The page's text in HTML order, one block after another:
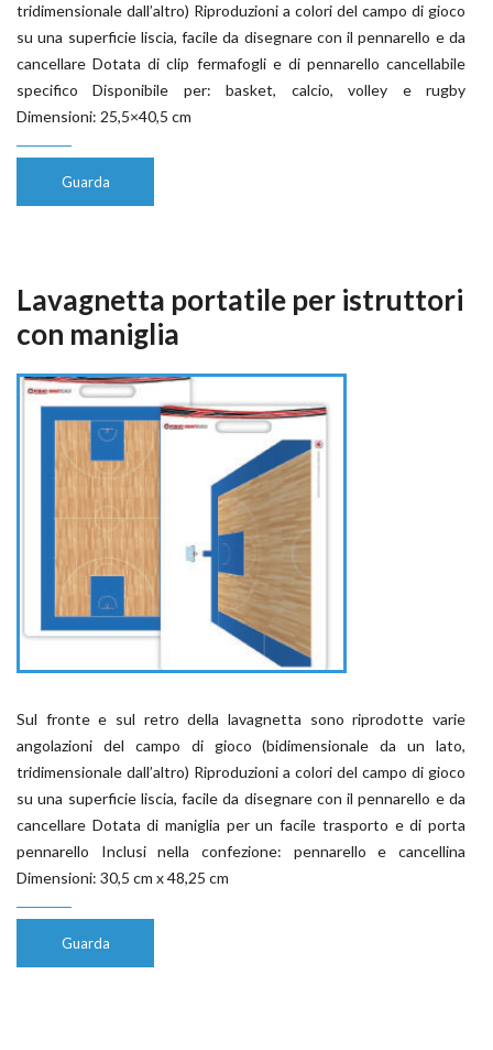
tridimensionale dall’altro) Riproduzioni a colori del campo di gioco
su una superficie liscia, facile da disegnare con il pennarello e da
cancellare Dotata di clip fermafogli e di pennarello cancellabile
specifico Disponibile per: basket, calcio, volley e rugby
Dimensioni: 25,5×40,5 cm
Guarda
Lavagnetta portatile per istruttori
con maniglia
Sul fronte e sul retro della lavagnetta sono riprodotte varie
angolazioni del campo di gioco (bidimensionale da un lato,
tridimensionale dall’altro) Riproduzioni a colori del campo di gioco
su una superficie liscia, facile da disegnare con il pennarello e da
cancellare Dotata di maniglia per un facile trasporto e di porta
pennarello Inclusi nella confezione: pennarello e cancellina
Dimensioni: 30,5 cm x 48,25 cm
Guarda